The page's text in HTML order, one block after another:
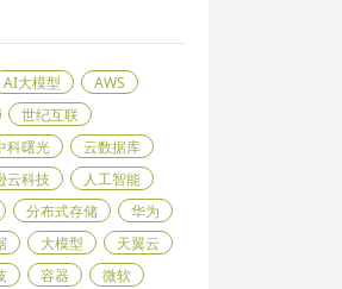
AI大模型
AWS
世纪互联
科曙光
云数据库
云科技
人工智能
分布式存储
华为
大模型
天翼云
容器
微软